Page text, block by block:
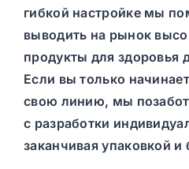
гибкой настройке мы
выводить на рынок
продукты для
Если вы только
свою линию, мы
с разработки
заканчивая упаковкой